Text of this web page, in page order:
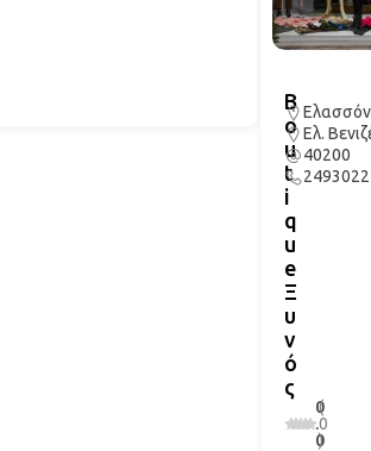
B
o
u
t
i
q
u
e
Ξ
υ
ν
ό
ς
0
.
0
(
0
)
Ελ.
40200